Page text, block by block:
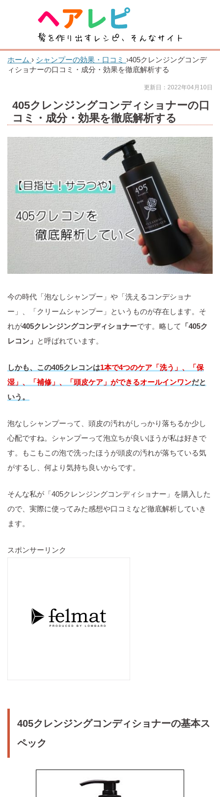
ホーム › シャンプーの効果・口コミ ›405クレンジングコンデ
ィショナーの口コミ・成分・効果を徹底解析する
更新日：2022年04月10日
405クレンジングコンディショナーの口
コミ・成分・効果を徹底解析する
今の時代「泡なしシャンプー」や「洗えるコンデショナ
ー」、「クリームシャンプー」というものが存在します。そ
れが405クレンジングコンディショナーです。略して
「405ク
レコン」 と呼ばれています。
しかも、この405クレコンは1本で4つのケア「洗う」、「保
湿」、「補修」、「頭皮ケア」ができるオールインワンだと
いう。
泡なしシャンプーって、頭皮の汚れがしっかり落ちるか少し
心配ですね。シャンプーって泡立ちが良いほうが私は好きで
す。もこもこの泡で洗ったほうが頭皮の汚れが落ちている気
がするし、何より気持ち良いからです。
そんな私が「405クレンジングコンディショナー」を購入した
ので、実際に使ってみた感想や口コミなど徹底解析していき
ます。
スポンサーリンク
405クレンジングコンディショナーの基本ス
ペック